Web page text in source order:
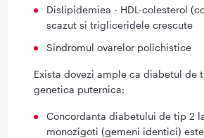
Dislipidemiea - HDL-colesterol
scazut si trigliceridele crescute
Sindromul ovarelor polichistice
Exista dovezi ample ca diabetul de
genetica puternica:
Concordanta diabetului de tip 2
monozigoti (gemeni identici)